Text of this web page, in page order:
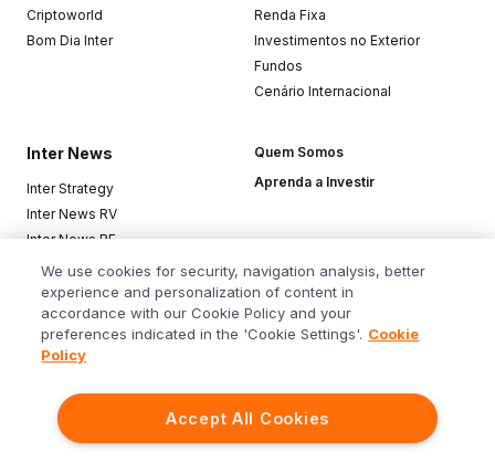
Siga o Inter
Criptoworld
Bom Dia Inter
Renda Fixa
Investimentos no Exterior
Fundos
Cenário Internacional
Inter News
Inter Strategy
Inter News RV
Inter News RF
Top Funds
Quem Somos
Aprenda a Investir
Baixe o app
We use cookies for security, navigation analysis, better
experience and personalization of content in
accordance with our Cookie Policy and your
preferences indicated in the 'Cookie Settings'. Cookie
Policy
Accept All Cookies